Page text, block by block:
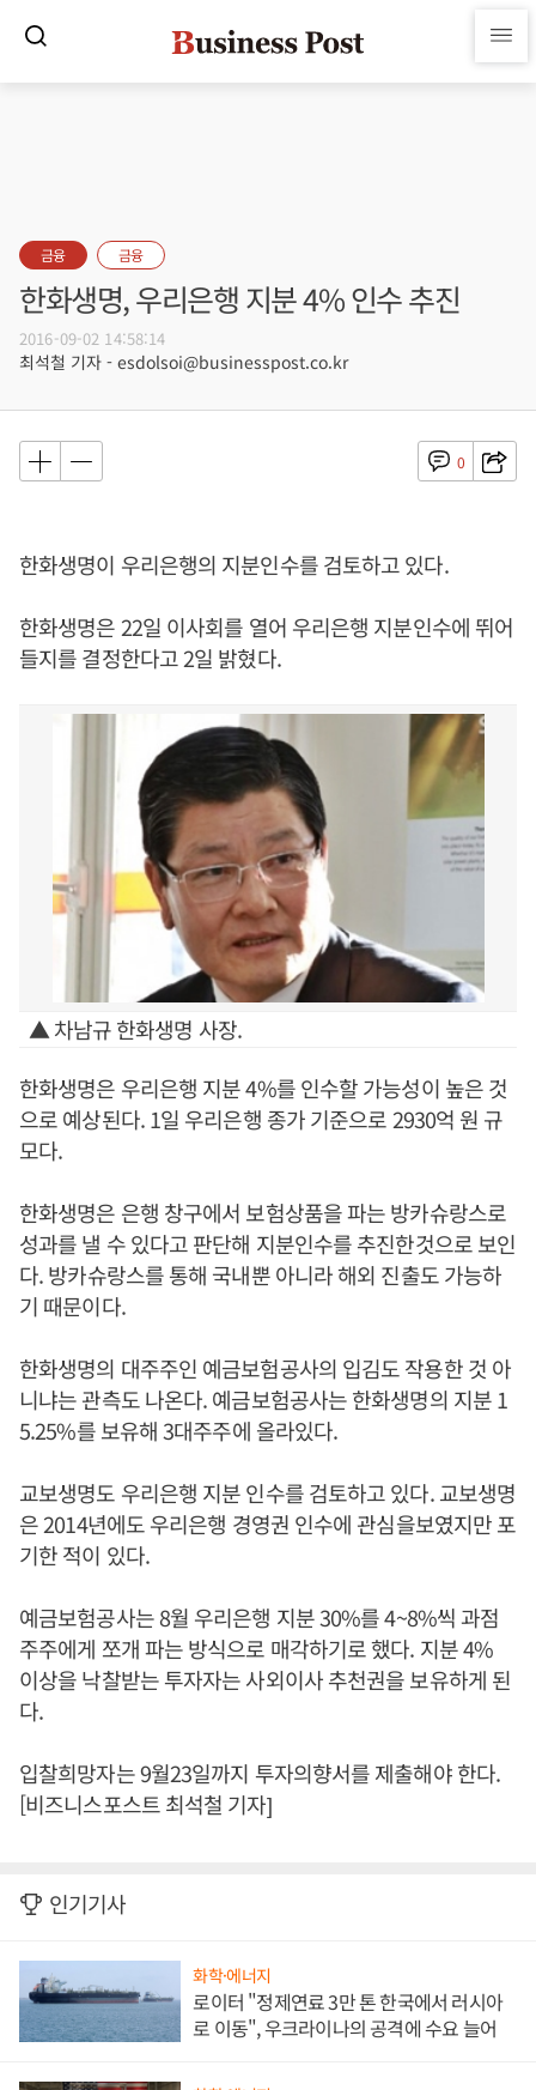
금융 금융
한화생명, 우리은행 지분 4% 인수 추진
2016-09-02 14:58:14
최석철 기자 - esdolsoi@businesspost.co.kr
0
한화생명이 우리은행의 지분인수를 검토하고 있다.
한화생명은 22일 이사회를 열어 우리은행 지분인수에 뛰어
들지를 결정한다고 2일 밝혔다.
▲ 차남규 한화생명 사장.
한화생명은 우리은행 지분 4%를 인수할 가능성이 높은 것
으로 예상된다. 1일 우리은행 종가 기준으로 2930억 원 규
모다.
한화생명은 은행 창구에서 보험상품을 파는 방카슈랑스로
성과를 낼 수 있다고 판단해 지분인수를 추진한것으로 보인
다. 방카슈랑스를 통해 국내뿐 아니라 해외 진출도 가능하
기 때문이다.
한화생명의 대주주인 예금보험공사의 입김도 작용한 것 아
니냐는 관측도 나온다. 예금보험공사는 한화생명의 지분 1
5.25%를 보유해 3대주주에 올라있다.
교보생명도 우리은행 지분 인수를 검토하고 있다. 교보생명
은 2014년에도 우리은행 경영권 인수에 관심을보였지만 포
기한 적이 있다.
예금보험공사는 8월 우리은행 지분 30%를 4~8%씩 과점
주주에게 쪼개 파는 방식으로 매각하기로 했다. 지분 4%
이상을 낙찰받는 투자자는 사외이사 추천권을 보유하게 된
다.
입찰희망자는 9월23일까지 투자의향서를 제출해야 한다.
[비즈니스포스트 최석철 기자]
인기기사
화학·에너지
로이터 "정제연료 3만 톤 한국에서 러시아
로 이동", 우크라이나의 공격에 수요 늘어